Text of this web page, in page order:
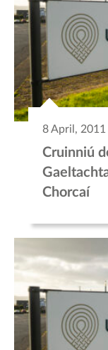
8 April, 2011
Cruinniú
Chorcaí